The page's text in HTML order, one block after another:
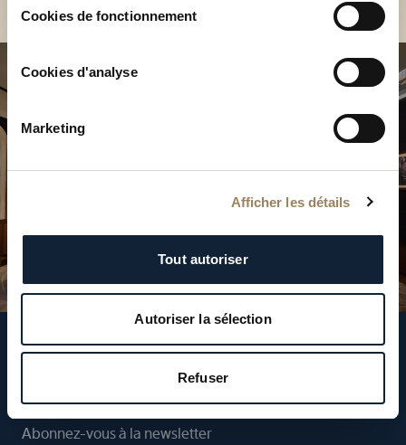
Cookies de fonctionnement
Cookies d'analyse
Marketing
Afficher les détails
Tout autoriser
Autoriser la sélection
Refuser
Suivez-nous
Abonnez-vous à la newsletter